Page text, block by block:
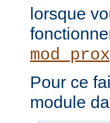
lorsque
Pour ce
module